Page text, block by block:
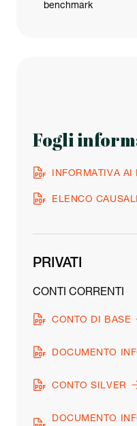
benchmark
Fogli
INFORMATIVA AI
ELENCO CAUSALI
PRIVATI
CONTI CORRENTI
CONTO DI BASE
DOCUMENTO
CONTO SILVER
DOCUMENTO